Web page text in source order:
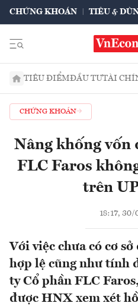
CHỨNG KHOÁN TIÊU &
TIÊU ĐIỂMĐẦU TƯTÀI
CHỨNG KHOÁN
Nâng khống vốn
FLC Faros
trên
18:17, 30/
Với việc chưa có cơ
hợp lệ cũng như tính
ty Cổ phần FLC
được HNX xem xét